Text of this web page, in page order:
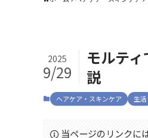
モルテ
説
2025
9/29
ヘアケア・スキンケア 生活
当ページのリンクに